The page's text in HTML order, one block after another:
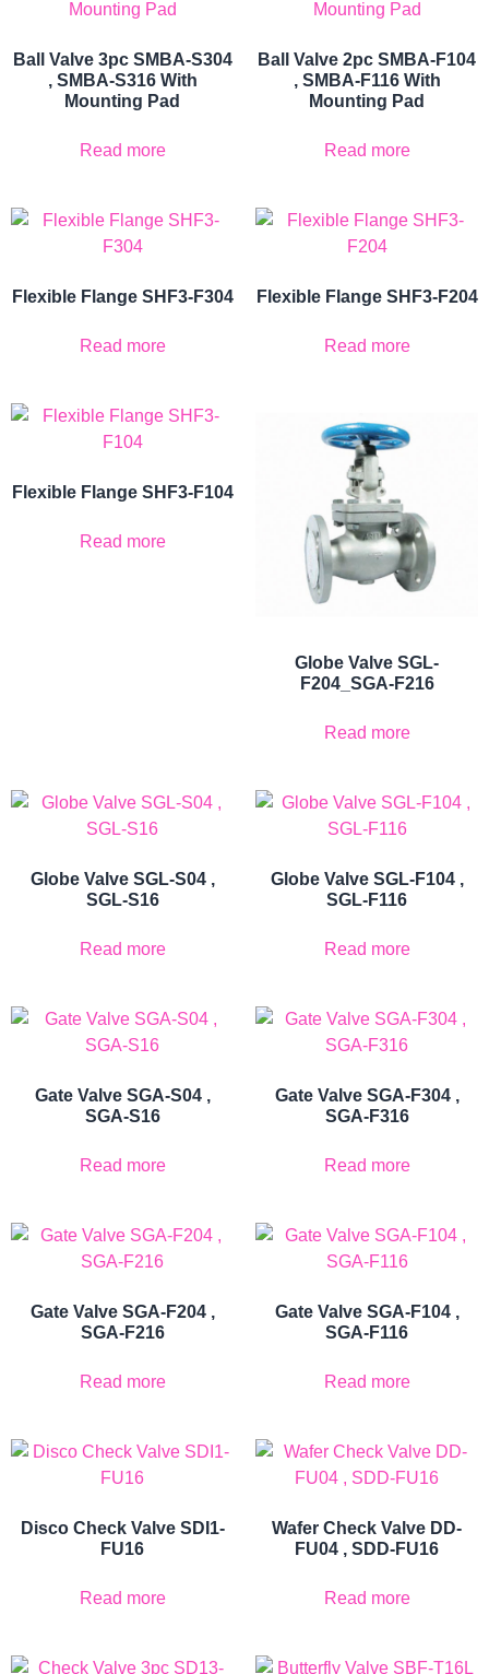
Ball Valve 3pc SMBA-S304
, SMBA-S316 With
Mounting Pad
Read more
Ball Valve 2pc SMBA-F104
, SMBA-F116 With
Mounting Pad
Read more
Flexible Flange SHF3-F304
Read more
Flexible Flange SHF3-F204
Read more
Flexible Flange SHF3-F104
Read more
Globe Valve SGL-
F204_SGA-F216
Read more
Globe Valve SGL-S04 ,
SGL-S16
Read more
Globe Valve SGL-F104 ,
SGL-F116
Read more
Gate Valve SGA-S04 ,
SGA-S16
Read more
Gate Valve SGA-F304 ,
SGA-F316
Read more
Gate Valve SGA-F204 ,
SGA-F216
Read more
Gate Valve SGA-F104 ,
SGA-F116
Read more
Disco Check Valve SDI1-
FU16
Read more
Wafer Check Valve DD-
FU04 , SDD-FU16
Read more